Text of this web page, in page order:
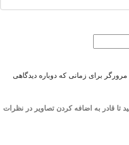
برای زمانی که دوباره دیدگاهی
تا قادر به اضافه کردن تصاویر در نظرات